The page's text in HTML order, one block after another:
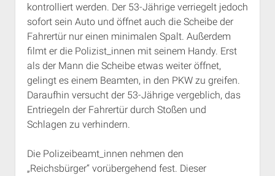
kontrolliert werden. Der 53-Jährige verriegelt jedoch
sofort sein Auto und öffnet auch die Scheibe der
Fahrertür nur einen minimalen Spalt. Außerdem
filmt er die Polizist_innen mit seinem Handy. Erst
als der Mann die Scheibe etwas weiter öffnet,
gelingt es einem Beamten, in den PKW zu greifen.
Daraufhin versucht der 53-Jährige vergeblich, das
Entriegeln der Fahrertür durch Stoßen und
Schlagen zu verhindern.
Die Polizeibeamt_innen nehmen den
„Reichsbürger“ vorübergehend fest. Dieser